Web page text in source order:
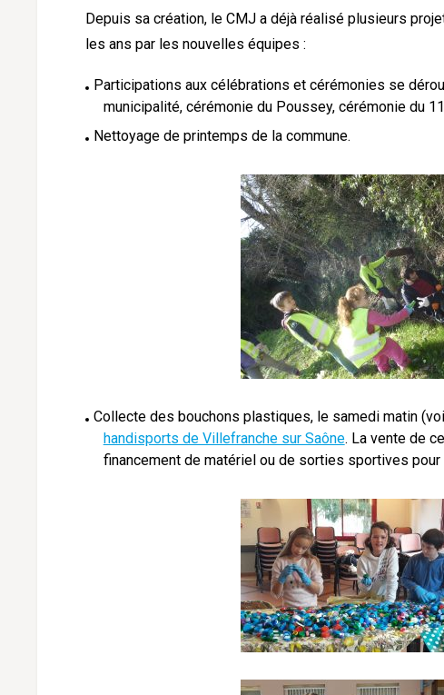
Depuis sa création, le CMJ a déjà réalisé plusieurs
les ans par les nouvelles équipes :
Participations aux célébrations et cérémonies se
municipalité, cérémonie du Poussey, cérémonie du
Nettoyage de printemps de la commune.
Collecte des bouchons plastiques, le samedi matin
handisports de Villefranche sur Saône. La vente de
financement de matériel ou de sorties sportives